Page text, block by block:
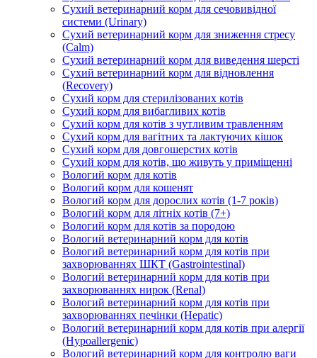
Сухий ветеринарний корм для сечовивідної
системи (Urinary)
Сухий ветеринарний корм для зниження стресу
(Calm)
Сухий ветеринарний корм для виведення шерсті
Сухий ветеринарний корм для відновлення
(Recovery)
Сухий корм для стерилізованих котів
Сухий корм для вибагливих котів
Сухий корм для котів з чутливим травленням
Сухий корм для вагітних та лактуючих кішок
Сухий корм для довгошерстих котів
Сухий корм для котів, що живуть у приміщенні
Вологий корм для котів
Вологий корм для кошенят
Вологий корм для дорослих котів (1-7 років)
Вологий корм для літніх котів (7+)
Вологий корм для котів за породою
Вологий ветеринарний корм для котів
Вологий ветеринарний корм для котів при
захворюваннях ШКТ (Gastrointestinal)
Вологий ветеринарний корм для котів при
захворюваннях нирок (Renal)
Вологий ветеринарний корм для котів при
захворюваннях печінки (Hepatic)
Вологий ветеринарний корм для котів при алергії
(Hypoallergenic)
Вологий ветеринарний корм для контролю ваги